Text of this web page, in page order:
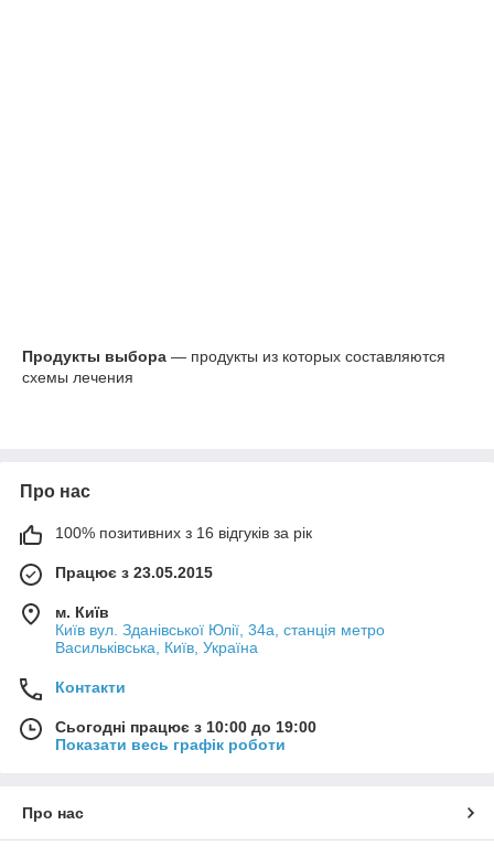
Продукты выбора ― продукты из которых составляются
схемы лечения
Про нас
100% позитивних з 16 відгуків за рік
Працює з 23.05.2015
м. Київ
Київ вул. Зданівської Юлії, 34а, станція метро
Васильківська, Київ, Україна
Контакти
Сьогодні працює з 10:00 до 19:00
Показати весь графік роботи
Про нас